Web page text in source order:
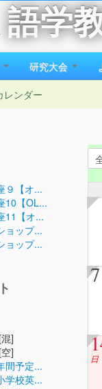
語学
研究大会
レンダー
９【オ...
10【OL...
11【オ...
ョップ...
ョップ...
[混]
[空]
間予定...
学校英...
7
日